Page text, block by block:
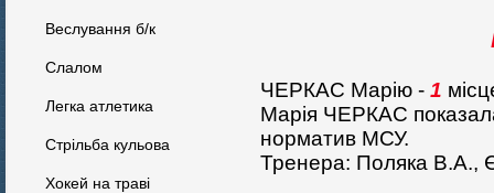
Веслування б/к
Cлалом
Легка атлетика
Стрільба кульова
Хокей на траві
ЧЕРКАС Марію - 1
Марія ЧЕРКАС
норматив МСУ.
Тренера: Поляка В.А.,